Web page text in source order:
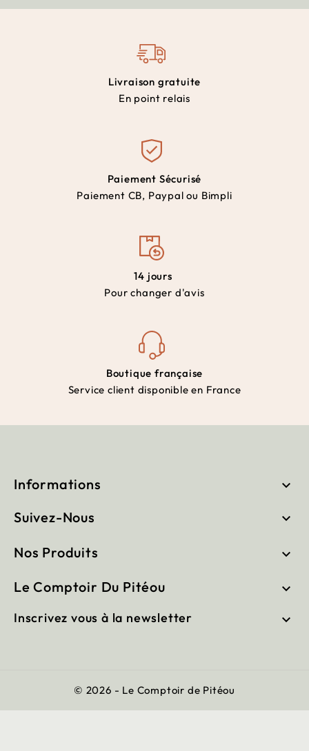
Livraison gratuite
En point relais
Paiement Sécurisé
Paiement CB, Paypal ou Bimpli
14 jours
Pour changer d'avis
Boutique française
Service client disponible en France
Informations 
Suivez-Nous 
Nos Produits 
Le Comptoir Du Pitéou 
Inscrivez vous à la newsletter 
© 2026 - Le Comptoir de Pitéou